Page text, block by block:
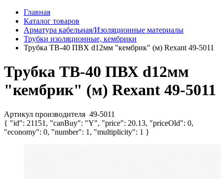
Главная
Каталог товаров
Арматура кабельная/Изоляционные материалы
Трубки изоляционные, кембрики
Трубка ТВ-40 ПВХ d12мм "кембрик" (м) Rexant 49-5011
Трубка ТВ-40 ПВХ d12мм
"кембрик" (м) Rexant 49-5011
Артикул производителя 49-5011
{ "id": 21151, "canBuy": "Y", "price": 20.13, "priceOld": 0,
"economy": 0, "number": 1, "multiplicity": 1 }